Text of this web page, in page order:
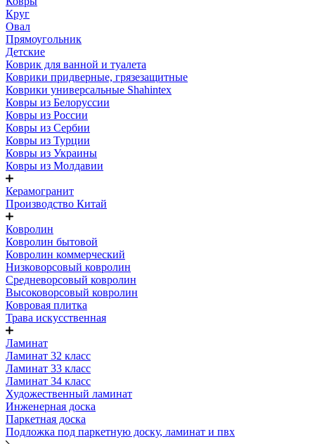
Круг
Овал
Прямоугольник
Детские
Коврик для ванной и туалета
Коврики придверные, грязезащитные
Коврики универсальные Shahintex
Ковры из Белоруссии
Ковры из России
Ковры из Сербии
Ковры из Турции
Ковры из Украины
Ковры из Молдавии
Керамогранит
Производство Китай
Ковролин
Ковролин бытовой
Ковролин коммерческий
Низковорсовый ковролин
Средневорсовый ковролин
Высоковорсовый ковролин
Ковровая плитка
Трава искусственная
Ламинат
Ламинат 32 класс
Ламинат 33 класс
Ламинат 34 класс
Художественный ламинат
Инженерная доска
Паркетная доска
Подложка под паркетную доску, ламинат и пвх